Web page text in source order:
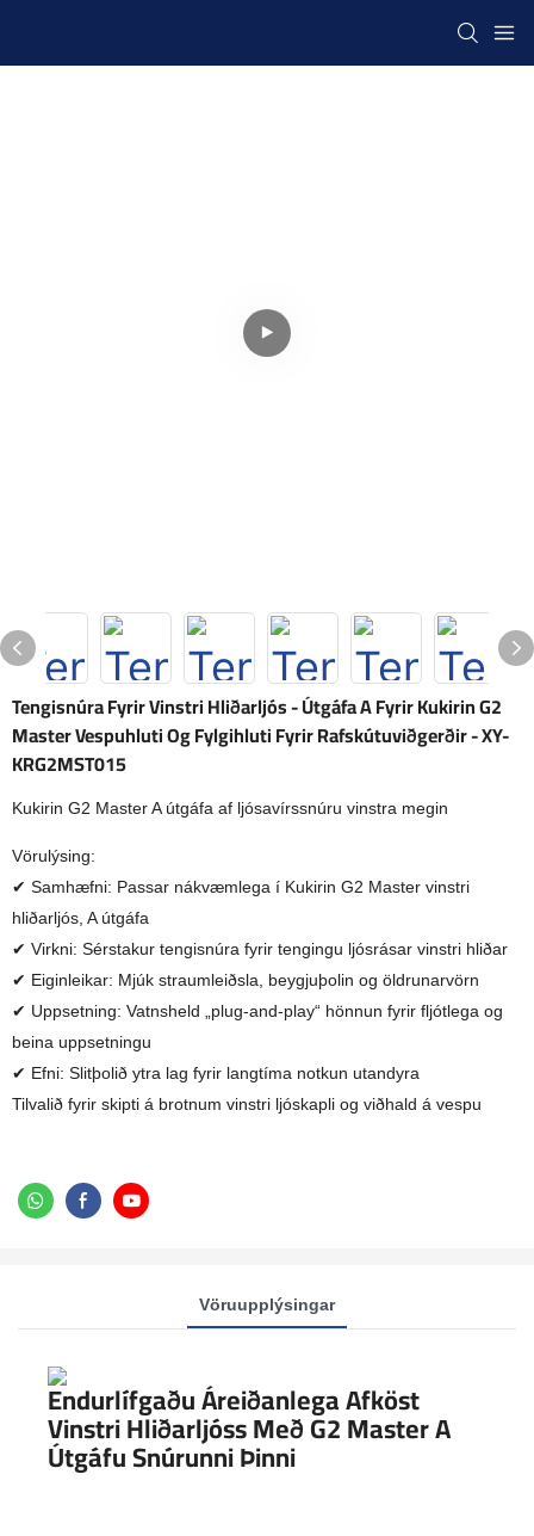
Tengisnúra Fyrir Vinstri Hliðarljós - Útgáfa A Fyrir Kukirin G2
Master Vespuhluti Og Fylgihluti Fyrir Rafskútuviðgerðir - XY-
KRG2MST015
Kukirin G2 Master A útgáfa af ljósavírssnúru vinstra megin
Vörulýsing:
✔ Samhæfni: Passar nákvæmlega í Kukirin G2 Master vinstri
hliðarljós, A útgáfa
✔ Virkni: Sérstakur tengisnúra fyrir tengingu ljósrásar vinstri hliðar
✔ Eiginleikar: Mjúk straumleiðsla, beygjuþolin og öldrunarvörn
✔ Uppsetning: Vatnsheld „plug-and-play“ hönnun fyrir fljótlega og
beina uppsetningu
✔ Efni: Slitþolið ytra lag fyrir langtíma notkun utandyra
Tilvalið fyrir skipti á brotnum vinstri ljóskapli og viðhald á vespu
Vöruupplýsingar
Endurlífgaðu Áreiðanlega Afköst
Vinstri Hliðarljóss Með G2 Master A
Útgáfu Snúrunni Þinni